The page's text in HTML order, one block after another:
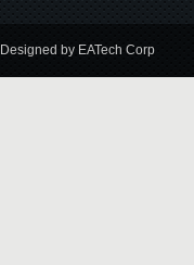
Designed by EATech Corp